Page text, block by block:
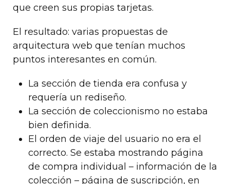
que creen sus propias tarjetas.
El resultado: varias propuestas de
arquitectura web que tenían muchos
puntos interesantes en común.
La sección de tienda era confusa y
requería un rediseño.
La sección de coleccionismo no estaba
bien definida.
El orden de viaje del usuario no era el
correcto. Se estaba mostrando página
de compra individual – información de la
colección – página de suscripción, en